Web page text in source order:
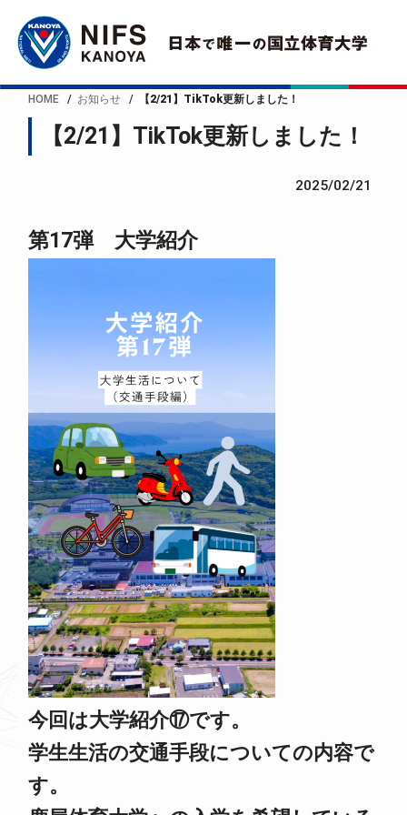
HOME お知らせ 【2/21】TikTok更新しました！
【2/21】TikTok更新しました！
2025/02/21
第17弾 大学紹介
今回は大学紹介⑰です。
学生生活の交通手段についての内容で
す。